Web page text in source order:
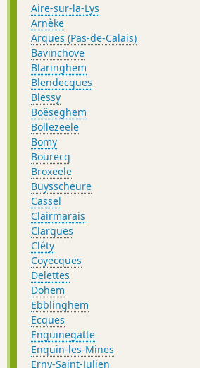
Aire-sur-la-Lys
Arnèke
Arques (Pas-de-Calais)
Bavinchove
Blaringhem
Blendecques
Blessy
Boëseghem
Bollezeele
Bomy
Bourecq
Broxeele
Buysscheure
Cassel
Clairmarais
Clarques
Cléty
Coyecques
Delettes
Dohem
Ebblinghem
Ecques
Enguinegatte
Enquin-les-Mines
Erny-Saint-Julien